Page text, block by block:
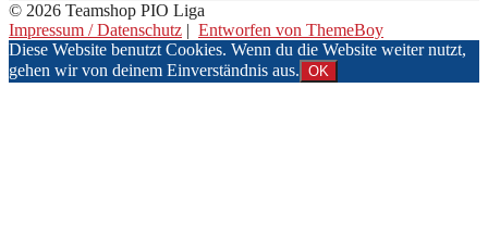
© 2026 Teamshop PIO Liga
Impressum / Datenschutz | Entworfen von ThemeBoy
Diese Website benutzt Cookies. Wenn du die Website weiter nutzt,
gehen wir von deinem Einverständnis aus. OK